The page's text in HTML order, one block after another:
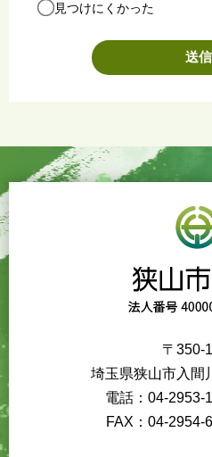
見つけにくかった
〒350-
埼玉県狭山市入間
電話：04-2953-
FAX：04-2954-